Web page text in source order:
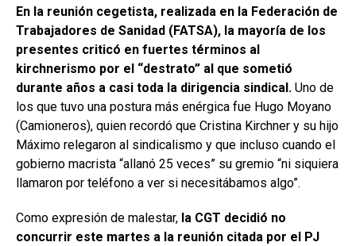
En la reunión cegetista, realizada en la Federación de
Trabajadores de Sanidad (FATSA), la mayoría de los
presentes criticó en fuertes términos al
kirchnerismo por el “destrato” al que sometió
durante años a casi toda la dirigencia sindical. Uno de
los que tuvo una postura más enérgica fue Hugo Moyano
(Camioneros), quien recordó que Cristina Kirchner y su hijo
Máximo relegaron al sindicalismo y que incluso cuando el
gobierno macrista “allanó 25 veces” su gremio “ni siquiera
llamaron por teléfono a ver si necesitábamos algo”.
Como expresión de malestar, la CGT decidió no
concurrir este martes a la reunión citada por el PJ